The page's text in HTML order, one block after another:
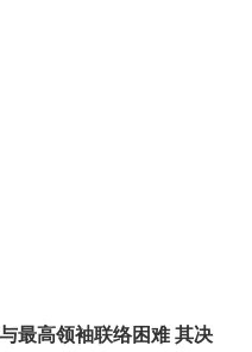
最高领袖联络困难 其决